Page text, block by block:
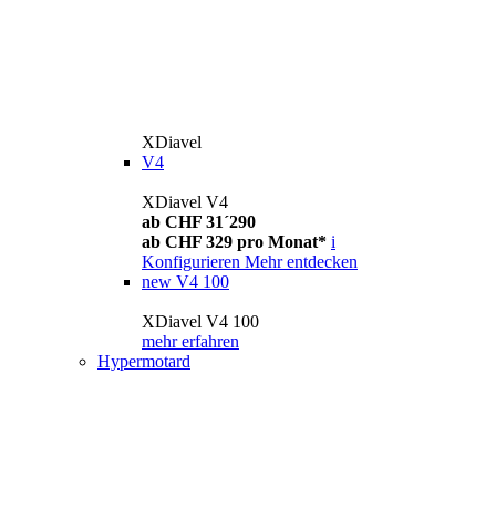
XDiavel
V4
XDiavel V4
ab CHF 31´290
ab CHF 329 pro Monat* i
Konfigurieren Mehr entdecken
new V4 100
XDiavel V4 100
mehr erfahren
Hypermotard